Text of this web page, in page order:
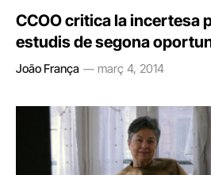
CCOO critica la incertesa
estudis de segona
João França març 4, 2014